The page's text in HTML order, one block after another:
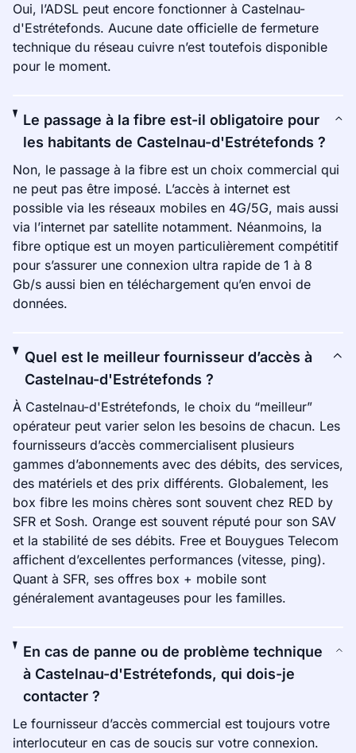
Oui, l’ADSL peut encore fonctionner à Castelnau-
d'Estrétefonds. Aucune date officielle de fermeture
technique du réseau cuivre n’est toutefois disponible
pour le moment.
Le passage à la fibre est-il obligatoire pour
les habitants de Castelnau-d'Estrétefonds ?
Non, le passage à la fibre est un choix commercial qui
ne peut pas être imposé. L’accès à internet est
possible via les réseaux mobiles en 4G/5G, mais aussi
via l’internet par satellite notamment. Néanmoins, la
fibre optique est un moyen particulièrement compétitif
pour s’assurer une connexion ultra rapide de 1 à 8
Gb/s aussi bien en téléchargement qu’en envoi de
données.
Quel est le meilleur fournisseur d’accès à
Castelnau-d'Estrétefonds ?
À Castelnau-d'Estrétefonds, le choix du “meilleur”
opérateur peut varier selon les besoins de chacun. Les
fournisseurs d’accès commercialisent plusieurs
gammes d’abonnements avec des débits, des services,
des matériels et des prix différents. Globalement, les
box fibre les moins chères sont souvent chez RED by
SFR et Sosh. Orange est souvent réputé pour son SAV
et la stabilité de ses débits. Free et Bouygues Telecom
affichent d’excellentes performances (vitesse, ping).
Quant à SFR, ses offres box + mobile sont
généralement avantageuses pour les familles.
En cas de panne ou de problème technique
à Castelnau-d'Estrétefonds, qui dois-je
contacter ?
Le fournisseur d’accès commercial est toujours votre
interlocuteur en cas de soucis sur votre connexion.